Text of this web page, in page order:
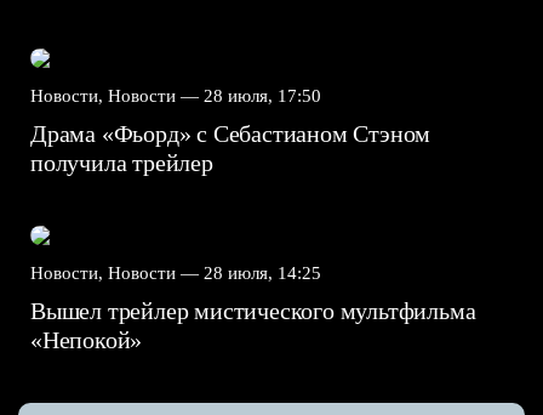
Новости, Новости — 28 июля, 17:50
Драма «Фьорд» с Себастианом Стэном
получила трейлер
Новости, Новости — 28 июля, 14:25
Вышел трейлер мистического мультфильма
«Непокой»